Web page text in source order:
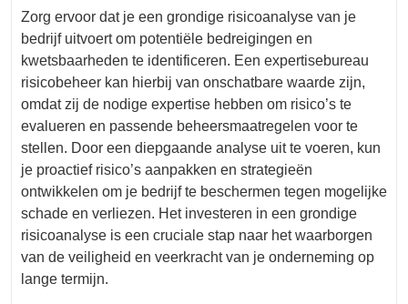
Zorg ervoor dat je een grondige risicoanalyse van je
bedrijf uitvoert om potentiële bedreigingen en
kwetsbaarheden te identificeren. Een expertisebureau
risicobeheer kan hierbij van onschatbare waarde zijn,
omdat zij de nodige expertise hebben om risico’s te
evalueren en passende beheersmaatregelen voor te
stellen. Door een diepgaande analyse uit te voeren, kun
je proactief risico’s aanpakken en strategieën
ontwikkelen om je bedrijf te beschermen tegen mogelijke
schade en verliezen. Het investeren in een grondige
risicoanalyse is een cruciale stap naar het waarborgen
van de veiligheid en veerkracht van je onderneming op
lange termijn.